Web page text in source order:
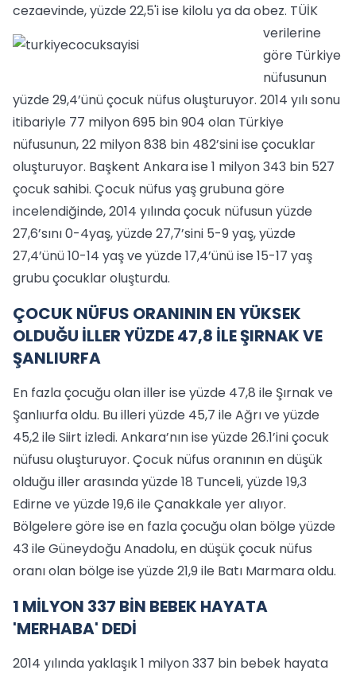
cezaevinde, yüzde 22,5'i ise kilolu ya da obez. TÜİK
verilerine
göre Türkiye
nüfusunun
yüzde 29,4’ünü çocuk nüfus oluşturuyor. 2014 yılı sonu
itibariyle 77 milyon 695 bin 904 olan Türkiye
nüfusunun, 22 milyon 838 bin 482’sini ise çocuklar
oluşturuyor. Başkent Ankara ise 1 milyon 343 bin 527
çocuk sahibi. Çocuk nüfus yaş grubuna göre
incelendiğinde, 2014 yılında çocuk nüfusun yüzde
27,6’sını 0-4yaş, yüzde 27,7’sini 5-9 yaş, yüzde
27,4’ünü 10-14 yaş ve yüzde 17,4’ünü ise 15-17 yaş
grubu çocuklar oluşturdu.
ÇOCUK NÜFUS ORANININ EN YÜKSEK
OLDUĞU İLLER YÜZDE 47,8 İLE ŞIRNAK VE
ŞANLIURFA
En fazla çocuğu olan iller ise yüzde 47,8 ile Şırnak ve
Şanlıurfa oldu. Bu illeri yüzde 45,7 ile Ağrı ve yüzde
45,2 ile Siirt izledi. Ankara’nın ise yüzde 26.1’ini çocuk
nüfusu oluşturuyor. Çocuk nüfus oranının en düşük
olduğu iller arasında yüzde 18 Tunceli, yüzde 19,3
Edirne ve yüzde 19,6 ile Çanakkale yer alıyor.
Bölgelere göre ise en fazla çocuğu olan bölge yüzde
43 ile Güneydoğu Anadolu, en düşük çocuk nüfus
oranı olan bölge ise yüzde 21,9 ile Batı Marmara oldu.
1 MİLYON 337 BİN BEBEK HAYATA
'MERHABA' DEDİ
2014 yılında yaklaşık 1 milyon 337 bin bebek hayata